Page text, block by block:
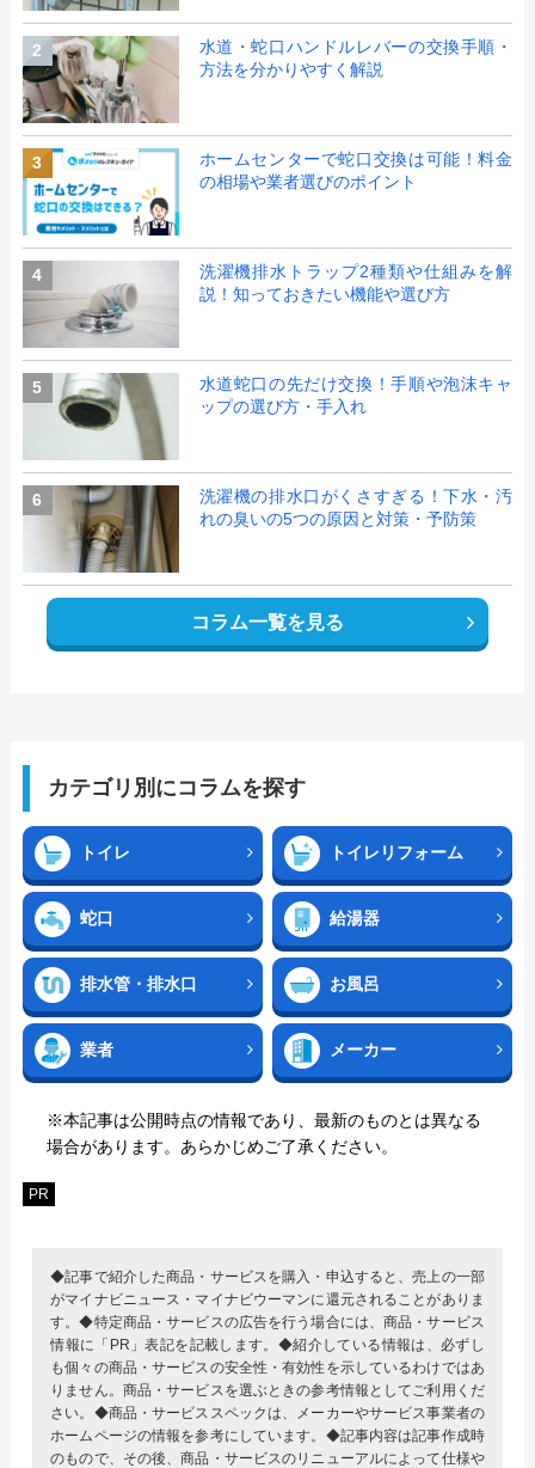
2
水道・蛇口ハンドルレバーの交換手順・
方法を分かりやすく解説
3
ホームセンターで蛇口交換は可能！料金
の相場や業者選びのポイント
4
洗濯機排水トラップ2種類や仕組みを解
説！知っておきたい機能や選び方
5
水道蛇口の先だけ交換！手順や泡沫キャ
ップの選び方・手入れ
6
洗濯機の排水口がくさすぎる！下水・汚
れの臭いの5つの原因と対策・予防策
コラム一覧を見る
カテゴリ別にコラムを探す
トイレ トイレリフォーム
蛇口 給湯器
排水管・排水口 お風呂
業者 メーカー
※本記事は公開時点の情報であり、最新のものとは異なる
場合があります。あらかじめご了承ください。
PR
◆記事で紹介した商品・サービスを購入・申込すると、売上の一部
がマイナビニュース・マイナビウーマンに還元されることがありま
す。◆特定商品・サービスの広告を行う場合には、商品・サービス
情報に「PR」表記を記載します。◆紹介している情報は、必ずし
も個々の商品・サービスの安全性・有効性を示しているわけではあ
りません。商品・サービスを選ぶときの参考情報としてご利用くだ
さい。◆商品・サービススペックは、メーカーやサービス事業者の
ホームページの情報を参考にしています。◆記事内容は記事作成時
のもので、その後、商品・サービスのリニューアルによって仕様や